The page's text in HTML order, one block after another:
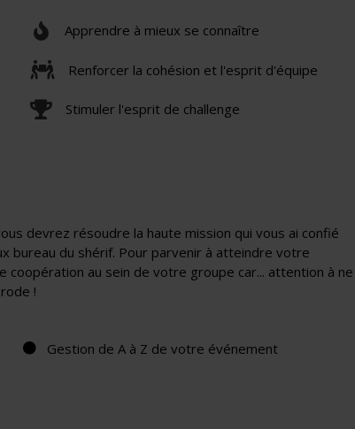
Apprendre à mieux se connaître
Renforcer la cohésion et l'esprit d'équipe
Stimuler l'esprit de challenge
devrez résoudre la haute mission qui vous ai confié
bureau du shérif. Pour parvenir à atteindre votre
au sein de votre groupe car... attention à ne
!
Gestion de A à Z de votre événement